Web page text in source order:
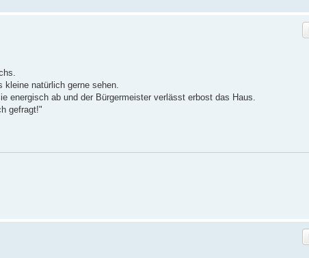
natürlich gerne sehen.
ab und der Bürgermeister verlässt erbost das Haus.
gefragt!"